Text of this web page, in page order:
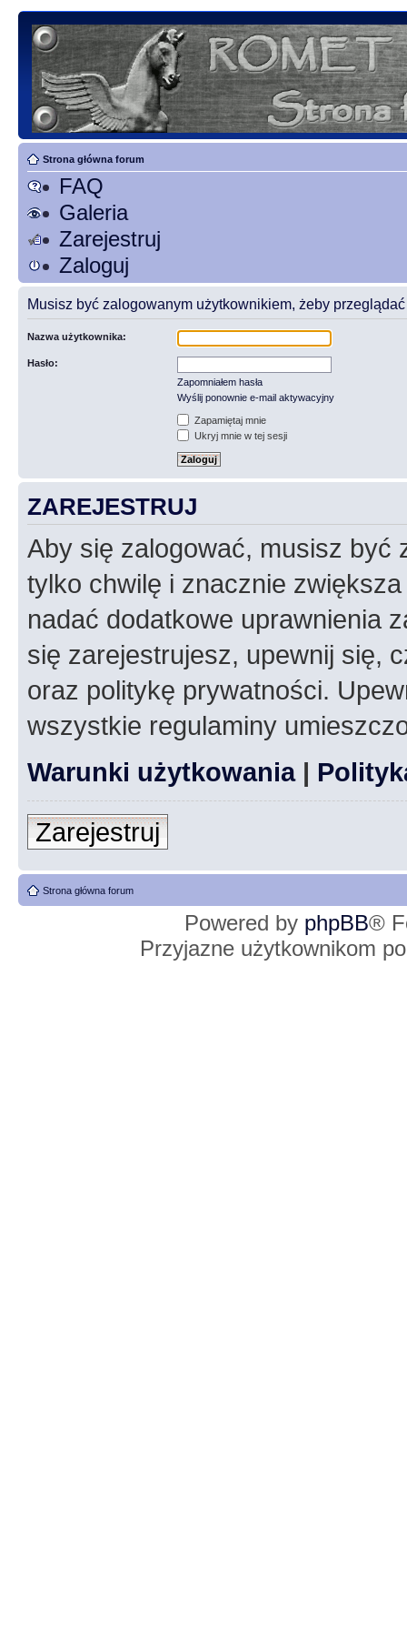
Strona główna forum
FAQ
Galeria
Zarejestruj
Zaloguj
Musisz być zalogowanym użytkownikiem, żeby przeglądać
Nazwa użytkownika:
Hasło:
Zapomniałem hasła
Wyślij ponownie e-mail aktywacyjny
Zapamiętaj mnie
Ukryj mnie w tej sesji
ZAREJESTRUJ
Aby się zalogować, musisz być
tylko chwilę i znacznie
nadać dodatkowe uprawnienia
się zarejestrujesz, upewnij się,
oraz politykę prywatności.
wszystkie regulaminy
Warunki użytkowania|
Zarejestruj
Strona główna forum
Powered by phpBB®
Przyjazne użytkownikom